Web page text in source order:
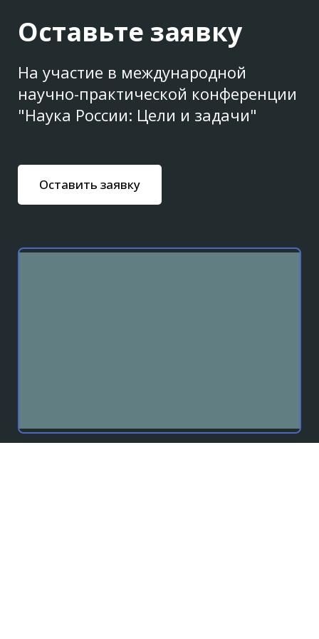
Оставьте заявку
На участие в международной
научно-практической конференции
"Наука России: Цели и задачи"
Оставить заявку